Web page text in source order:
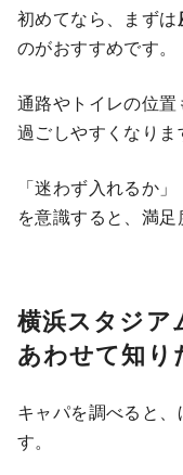
初めてなら、まずは
のがおすすめです。
通路やトイレの位
過ごしやすくなりま
「迷わず入れるか
を意識すると、満足
横浜スタジア
あわせて知り
キャパを調べると
す。